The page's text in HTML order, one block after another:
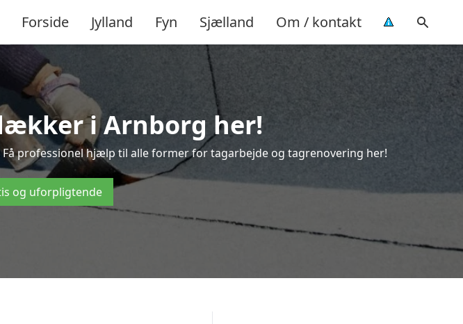
Forside Jylland Fyn Sjælland Om / kontakt
i Arnborg her!
professionel hjælp til alle former for tagarbejde og tagrenovering her!
og uforpligtende